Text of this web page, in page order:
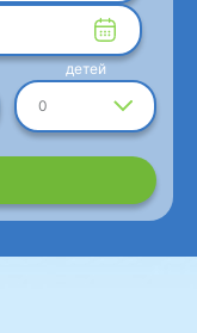
0
детей